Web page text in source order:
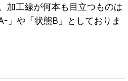
加工線が何本も目立つものは
」や「状態B」としておりま